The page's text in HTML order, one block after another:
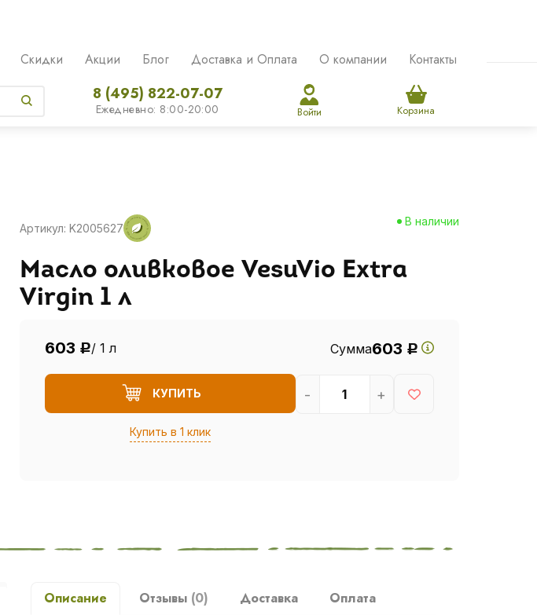
Скидки Акции Блог Доставка и Оплата О компании Контакты
8 (495) 822-07-07
Ежедневно: 8:00-20:00 Войти Корзина
Артикул: K2005627
В наличии
Масло оливковое VesuVio Extra
Virgin 1 л
603 Р/ 1 л Сумма603 Р
КУПИТЬ
Купить в 1 клик
- +
Описание Отзывы (0) Доставка Оплата